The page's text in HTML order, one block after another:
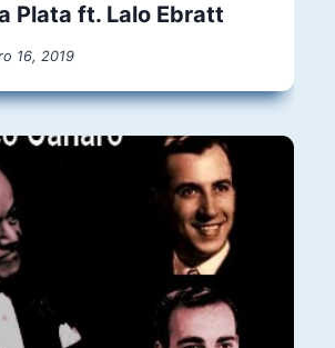
Plata ft. Lalo Ebratt
16, 2019